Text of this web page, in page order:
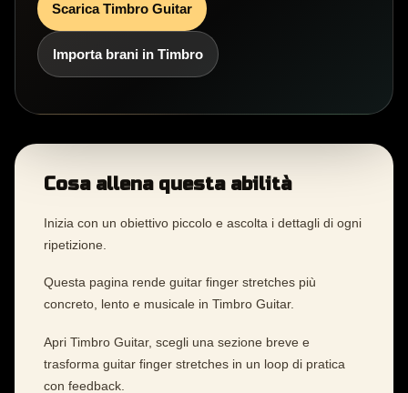
Scarica Timbro Guitar
Importa brani in Timbro
Cosa allena questa abilità
Inizia con un obiettivo piccolo e ascolta i dettagli di ogni
ripetizione.
Questa pagina rende guitar finger stretches più
concreto, lento e musicale in Timbro Guitar.
Apri Timbro Guitar, scegli una sezione breve e
trasforma guitar finger stretches in un loop di pratica
con feedback.